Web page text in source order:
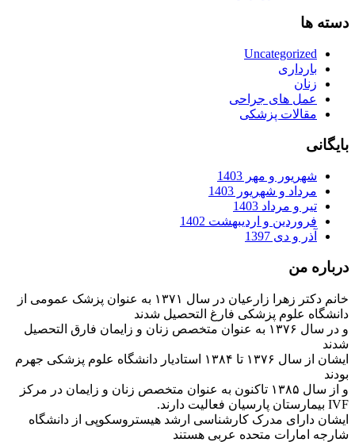
دسته ها
Uncategorized
بارداری
زنان
عمل های جراحی
مقالات پزشکی
بایگانی
شهریور و مهر 1403
مرداد و شهریور 1403
تیر و مرداد 1403
فروردین و اردیبهشت 1402
آذر و دی 1397
درباره من
خانم دکتر زهرا زارعیان در سال ۱۳۷۱ به عنوان پزشک عمومی از
دانشگاه علوم پزشکی فارغ التحصیل شدند
و در سال ۱۳۷۶ به عنوان متخصص زنان و زایمان فارق التحصیل
شدند
ایشان از سال ۱۳۷۶ تا ۱۳۸۴ استادیار دانشگاه علوم پزشکی جهرم
بودند
و از سال ۱۳۸۵ تاکنون به عنوان متخصص زنان و زایمان در مرکز
IVF بیمارستان پارسیان فعالیت دارند.
ایشان دارای مدرک کارشناسی ارشد هیستروسکوپی از دانشگاه
شارجه امارات متحده عربی هستند